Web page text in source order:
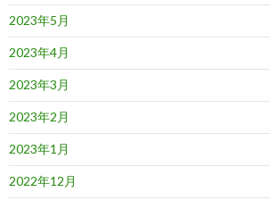
2023年5月
2023年4月
2023年3月
2023年2月
2023年1月
2022年12月